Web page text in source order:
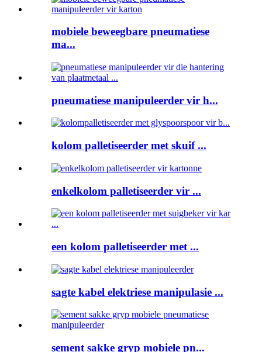
mobiele beweegbare pneumatiese
ma...
pneumatiese manipuleerder vir h...
kolom palletiseerder met skuif ...
enkelkolom palletiseerder vir ...
een kolom palletiseerder met ...
sagte kabel elektriese manipulasie ...
sement sakke gryp mobiele pn...